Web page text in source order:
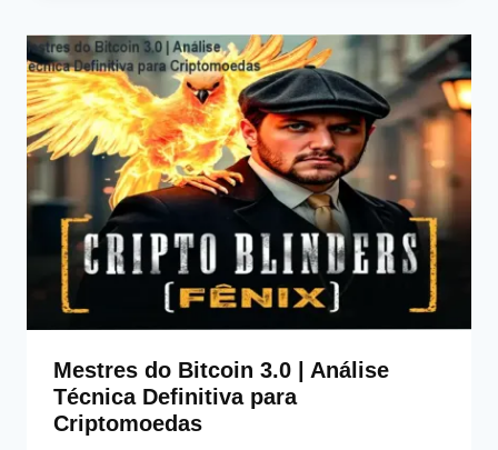
Mestres do Bitcoin 3.0 | Análise
Técnica Definitiva para
Criptomoedas